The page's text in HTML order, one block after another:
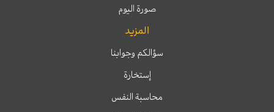
صورة اليوم
المزيد
سؤالكم وجوابنا
إستخارة
محاسبة النفس